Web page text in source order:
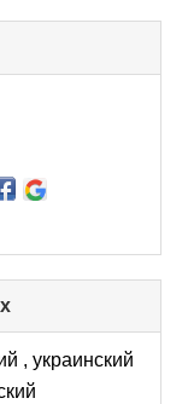
to
collapse
contents
, украинский